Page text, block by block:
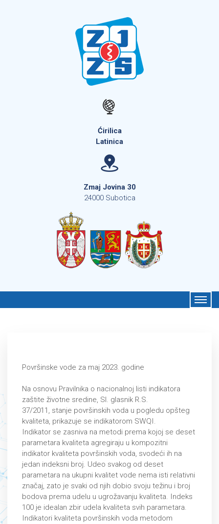
Ćirilica
Latinica
Zmaj Jovina 30
24000 Subotica
Površinske vode za maj 2023. godine
Na osnovu Pravilnika o nacionalnoj listi indikatora
zaštite životne sredine, Sl. glasnik R.S.
37/2011, stanje površinskih voda u pogledu opšteg
kvaliteta, prikazuje se indikatorom SWQI.
Indikator se zasniva na metodi prema kojoj se deset
parametara kvaliteta agregiraju u kompozitni
indikator kvaliteta površinskih voda, svodeći ih na
jedan indeksni broj. Udeo svakog od deset
parametara na ukupni kvalitet vode nema isti relativni
značaj, zato je svaki od njih dobio svoju težinu i broj
bodova prema udelu u ugrožavanju kvaliteta. Indeks
100 je idealan zbir udela kvaliteta svih parametara.
Indikatori kvaliteta površinskih voda metodom